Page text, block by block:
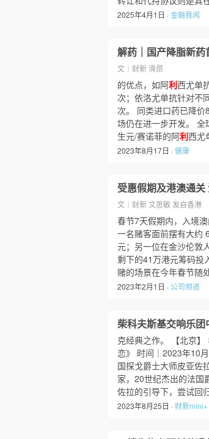
2025年4月1日 ·金融我闻
解药｜国产降脂新
文｜财新 滑昂
的优点，如阿利西尤单
次；依洛尤单抗针对不
次。 同类进口药已降
场仍在进一步开发。
生元/赛诺菲的阿利西
2023年8月17日 ·健康
受惠假期及港澳通
文｜财新 文思敏 发自香港
春节7天假期内，入境
一名赌客面前摆有大约
元；另一位在金沙伦敦
剩下的41万港元筹码投
赌的场景在今年春节
2023年2月1日 · 公司频道
柴科夫斯基交响乐
克经典之作。 【北京】
恋》 时间｜2023年10
国探戈爵士大师皮亚佐
家，20世纪杰出的法国
佐拉的引导下，尝试
2023年8月25日 · 财新mini+